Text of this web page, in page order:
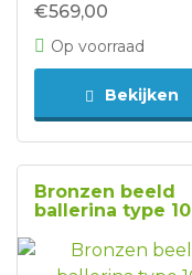
€569,00
Op voorraad
Bekijken
Bronzen beeld
ballerina type 10